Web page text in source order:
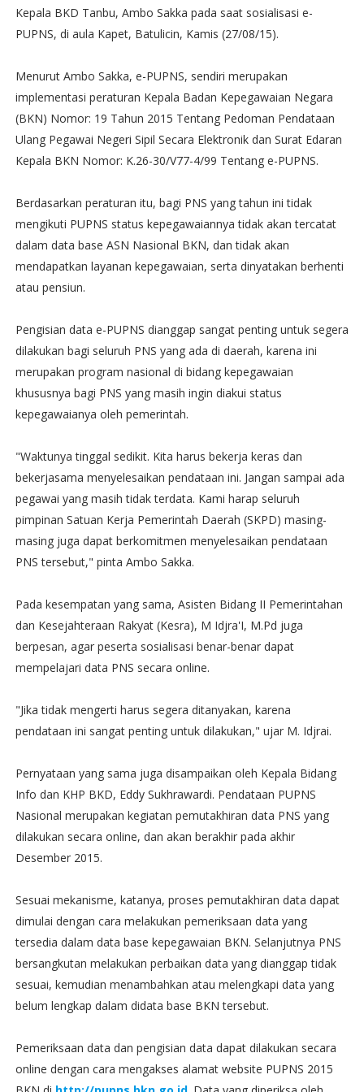
Kepala BKD Tanbu, Ambo Sakka pada saat sosialisasi e-
PUPNS, di aula Kapet, Batulicin, Kamis (27/08/15).
Menurut Ambo Sakka, e-PUPNS, sendiri merupakan
implementasi peraturan Kepala Badan Kepegawaian Negara
(BKN) Nomor: 19 Tahun 2015 Tentang Pedoman Pendataan
Ulang Pegawai Negeri Sipil Secara Elektronik dan Surat Edaran
Kepala BKN Nomor: K.26-30/V77-4/99 Tentang e-PUPNS.
Berdasarkan peraturan itu, bagi PNS yang tahun ini tidak
mengikuti PUPNS status kepegawaiannya tidak akan tercatat
dalam data base ASN Nasional BKN, dan tidak akan
mendapatkan layanan kepegawaian, serta dinyatakan berhenti
atau pensiun.
Pengisian data e-PUPNS dianggap sangat penting untuk segera
dilakukan bagi seluruh PNS yang ada di daerah, karena ini
merupakan program nasional di bidang kepegawaian
khususnya bagi PNS yang masih ingin diakui status
kepegawaianya oleh pemerintah.
"Waktunya tinggal sedikit. Kita harus bekerja keras dan
bekerjasama menyelesaikan pendataan ini. Jangan sampai ada
pegawai yang masih tidak terdata. Kami harap seluruh
pimpinan Satuan Kerja Pemerintah Daerah (SKPD) masing-
masing juga dapat berkomitmen menyelesaikan pendataan
PNS tersebut," pinta Ambo Sakka.
Pada kesempatan yang sama, Asisten Bidang II Pemerintahan
dan Kesejahteraan Rakyat (Kesra), M Idjra'I, M.Pd juga
berpesan, agar peserta sosialisasi benar-benar dapat
mempelajari data PNS secara online.
"Jika tidak mengerti harus segera ditanyakan, karena
pendataan ini sangat penting untuk dilakukan," ujar M. Idjrai.
Pernyataan yang sama juga disampaikan oleh Kepala Bidang
Info dan KHP BKD, Eddy Sukhrawardi. Pendataan PUPNS
Nasional merupakan kegiatan pemutakhiran data PNS yang
dilakukan secara online, dan akan berakhir pada akhir
Desember 2015.
Sesuai mekanisme, katanya, proses pemutakhiran data dapat
dimulai dengan cara melakukan pemeriksaan data yang
tersedia dalam data base kepegawaian BKN. Selanjutnya PNS
bersangkutan melakukan perbaikan data yang dianggap tidak
sesuai, kemudian menambahkan atau melengkapi data yang
belum lengkap dalam didata base BKN tersebut.
Pemeriksaan data dan pengisian data dapat dilakukan secara
online dengan cara mengakses alamat website PUPNS 2015